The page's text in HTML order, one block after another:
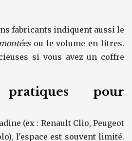
fabricants indiquent aussi le
ou le volume en litres.
si vous avez un coffre
pratiques pour
(ex : Renault Clio, Peugeot
l'espace est souvent limité.